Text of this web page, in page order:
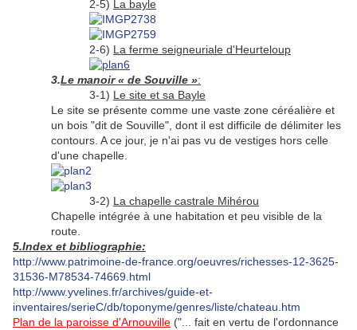
2-5) La bayle
2-6) La ferme seigneuriale d'Heurteloup
3.Le manoir « de Souville »:
3-1) Le site et sa Bayle
Le site se présente comme une vaste zone céréalière et
un bois "dit de Souville", dont il est difficile de délimiter les
contours. A ce jour, je n'ai pas vu de vestiges hors celle
d'une chapelle.
3-2) La chapelle castrale Mihérou
Chapelle intégrée à une habitation et peu visible de la
route.
5.Index et bibliographie:
http://www.patrimoine-de-france.org/oeuvres/richesses-12-3625-
31536-M78534-74669.html
http://www.yvelines.fr/archives/guide-et-
inventaires/serieC/db/toponyme/genres/liste/chateau.htm
Plan de la paroisse d'Arnouville ("... fait en vertu de l'ordonnance